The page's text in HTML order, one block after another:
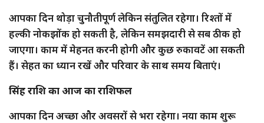
आपका दिन थोड़ा चुनौतीपूर्ण लेकिन संतुलित रहेगा। रिश्तों में
हल्की नोकझोंक हो सकती है, लेकिन समझदारी से सब ठीक हो
जाएगा। काम में मेहनत करनी होगी और कुछ रुकावटें आ सकती
हैं। सेहत का ध्यान रखें और परिवार के साथ समय बिताएं।
सिंह राशि का आज का राशिफल
आपका दिन अच्छा और अवसरों से भरा रहेगा। नया काम शुरू